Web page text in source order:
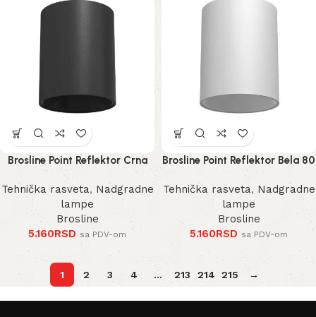
Brosline Point Reflektor Crna
80 mm 115 mm
Tehnička rasveta,Nadgradne
lampe
Brosline
5.160RSD sa PDV-om
Brosline Point Reflektor Bela 80
mm 115 mm
Tehnička rasveta, Nadgradne
lampe
Brosline
5.160RSD sa PDV-om
1 2 3 4 … 213 214 215 →